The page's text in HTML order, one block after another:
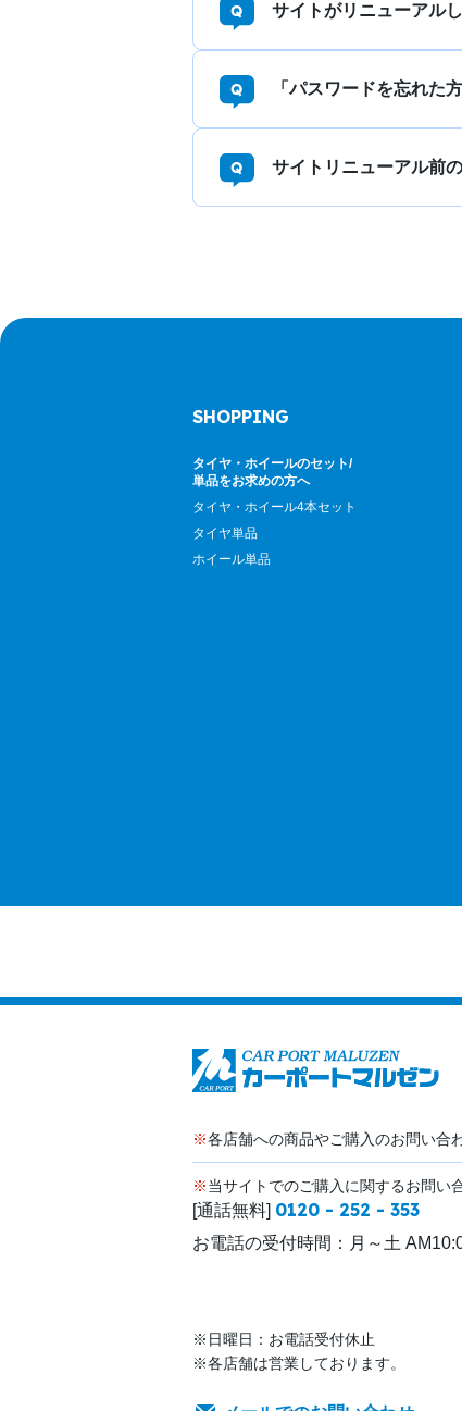
サイトがリニューアル
「パスワードを忘れた
サイトリニューアル前
SHOPPING
タイヤ・ホイールのセット/
単品をお求めの方へ
タイヤ・ホイール4本セット
タイヤ単品
ホイール単品
※各店舗への商品やご購入のお問い合
※当サイトでのご購入に関するお問い
[通話無料] 0120 - 252 - 353
お電話の受付時間： 月～土
※日曜日：お電話受付休止
※各店舗は営業しております。